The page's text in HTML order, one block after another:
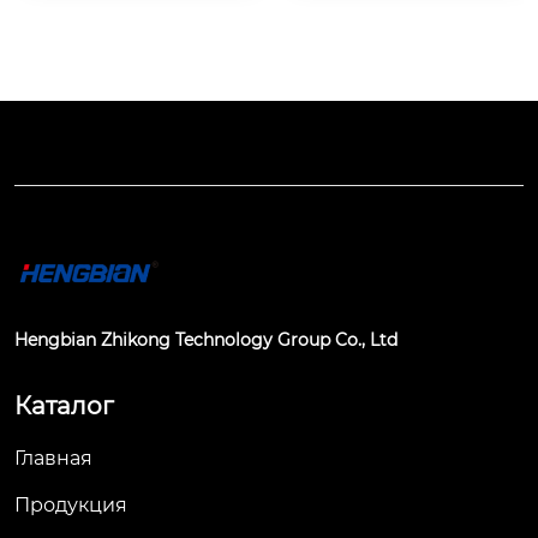
Hengbian Zhikong Technology Group Co., Ltd
Каталог
Главная
Продукция